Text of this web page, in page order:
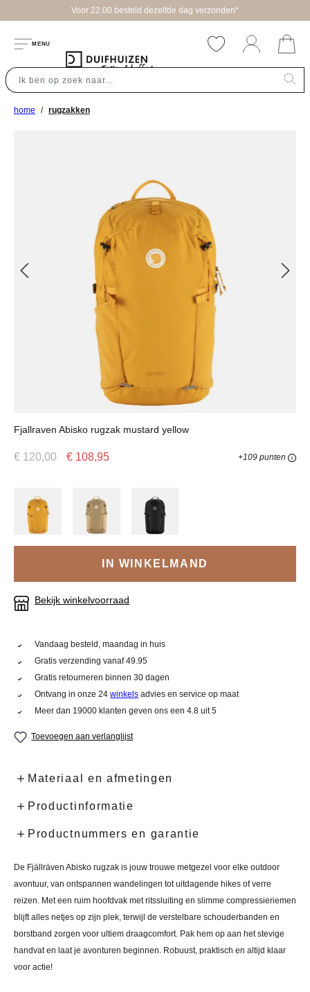
Voor 22.00 besteld dezelfde dag verzonden*
MENU
home rugzakken
Fjallraven Abisko rugzak mustard yellow
€ 120,00 € 108,95 +109 punten
IN WINKELMAND
Bekijk winkelvoorraad
Vandaag besteld, maandag in huis
Gratis verzending vanaf 49.95
Gratis retourneren binnen 30 dagen
Ontvang in onze 24winkels advies en service op maat
Meer dan 19000 klanten geven ons een 4.8 uit 5
Toevoegen aan verlanglijst
Materiaal en afmetingen
Productinformatie
Productnummers en garantie
De Fjällräven Abisko rugzak is jouw trouwe metgezel voor elke outdoor
avontuur, van ontspannen wandelingen tot uitdagende hikes of verre
reizen. Met een ruim hoofdvak met ritssluiting en slimme compressieriemen
blijft alles netjes op zijn plek, terwijl de verstelbare schouderbanden en
borstband zorgen voor ultiem draagcomfort. Pak hem op aan het stevige
handvat en laat je avonturen beginnen. Robuust, praktisch en altijd klaar
voor actie!